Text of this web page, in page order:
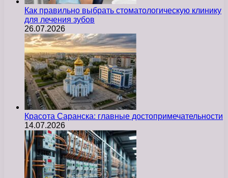
Как правильно выбрать стоматологическую клинику
для лечения зубов
26.07.2026
Красота Саранска: главные достопримечательности
14.07.2026